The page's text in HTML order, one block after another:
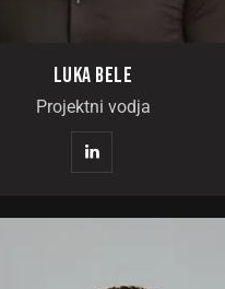
LUKA BELE
Projektni vodja